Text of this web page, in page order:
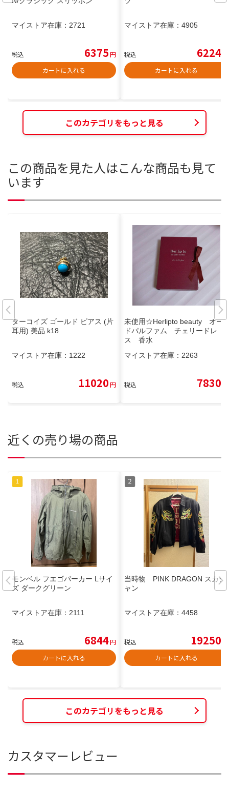
マイストア在庫： 2721
税込 6375円
カートに入れる
マイストア在庫： 4905
税込 6224
カートに入れる
このカテゴリをもっと見る
この商品を見た人はこんな商品も見て
います
ターコイズ ゴールド ピアス (片
耳用) 美品 k18
マイストア在庫： 1222
税込 11020円
未使用☆Herlipto beauty オー
ドパルファム チェリードレ
ス 香水
マイストア在庫： 2263
税込 7830
近くの売り場の商品
モンベル フエゴパーカー Lサイ
ズ ダークグリーン
マイストア在庫： 2111
税込 6844円
カートに入れる
当時物 PINK DRAGON スカジ
ャン
マイストア在庫： 4458
税込 19250
カートに入れる
このカテゴリをもっと見る
カスタマーレビュー